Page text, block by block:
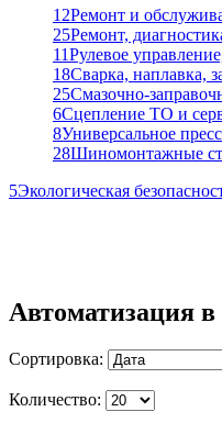
12Ремонт и
25Ремонт,
11Рулевое
18Сварка, наплавка,
25Смазочно-
6Сцепление ТО и
8Универсальное
28Шиномонтажные
5Экологическая
Автоматизация
Сортировка:
Количество: